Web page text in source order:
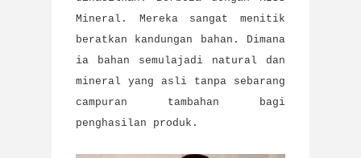
Mineral. Mereka sangat menitik
beratkan kandungan bahan. Dimana
ia bahan semulajadi natural dan
mineral yang asli tanpa sebarang
campuran tambahan bagi
penghasilan produk.